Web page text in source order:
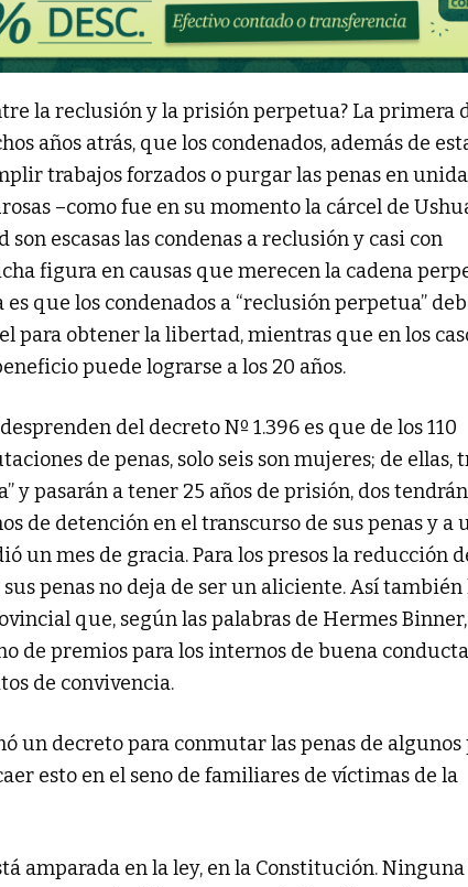
la reclusión y la prisión perpetua? La primera
años atrás, que los condenados, además de
trabajos forzados o purgar las penas en
–como fue en su momento la cárcel de
son escasas las condenas a reclusión y casi con
figura en causas que merecen la cadena
que los condenados a “reclusión perpetua”
para obtener la libertad, mientras que en los
puede lograrse a los 20 años.
del decreto Nº 1.396 es que de los 110
de penas, solo seis son mujeres; de ellas,
y pasarán a tener 25 años de prisión, dos
de detención en el transcurso de sus penas y a
un mes de gracia. Para los presos la reducción
sus penas no deja de ser un aliciente. Así también
que, según las palabras de Hermes
de premios para los internos de buena
de convivencia.
un decreto para conmutar las penas de algunos
esto en el seno de familiares de víctimas de la
amparada en la ley, en la Constitución. Ninguna